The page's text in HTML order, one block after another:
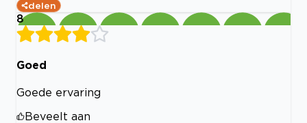
delen
8
Goed
Goede ervaring
Beveelt aan